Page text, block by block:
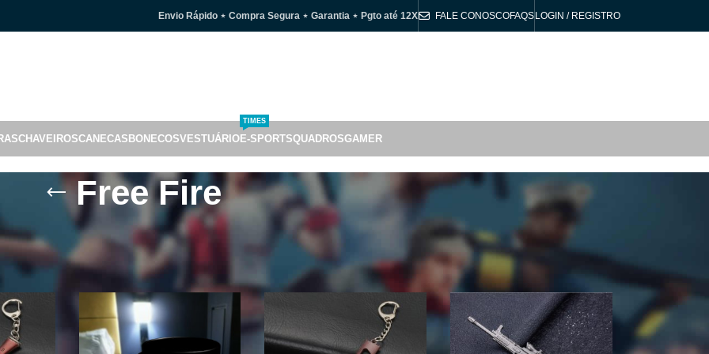
Envio Rápido ⋆ Compra Segura ⋆ Garantia ⋆ Pgto até 12X FALE CONOSCOFAQS LOGIN / REGISTRO
CHAVEIROSCANECASBONECOSVESTUÁRIOE-SPORTS
TIMES
QUADROSGAMER
Free Fire
e Canecas inspiradas no game Free Fire.
2 24 Todos